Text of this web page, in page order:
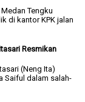
Tengku
di kantor KPK jalan
Resmikan
(Neng Ita)
Saiful dalam salah-